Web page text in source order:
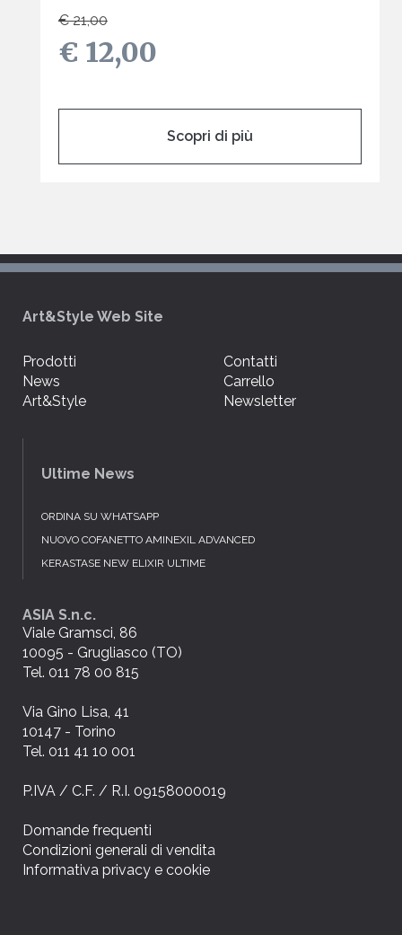
€ 21,00
€ 12,00
Scopri di più
Art&Style Web Site
Prodotti
News
Art&Style
Contatti
Carrello
Newsletter
Ultime News
ORDINA SU WHATSAPP
NUOVO COFANETTO AMINEXIL ADVANCED
KERASTASE NEW ELIXIR ULTIME
ASIA S.n.c.
Viale Gramsci, 86
10095 - Grugliasco (TO)
Tel. 011 78 00 815
Via Gino Lisa, 41
10147 - Torino
Tel. 011 41 10 001
P.IVA / C.F. / R.I. 09158000019
Domande frequenti
Condizioni generali di vendita
Informativa privacy e cookie